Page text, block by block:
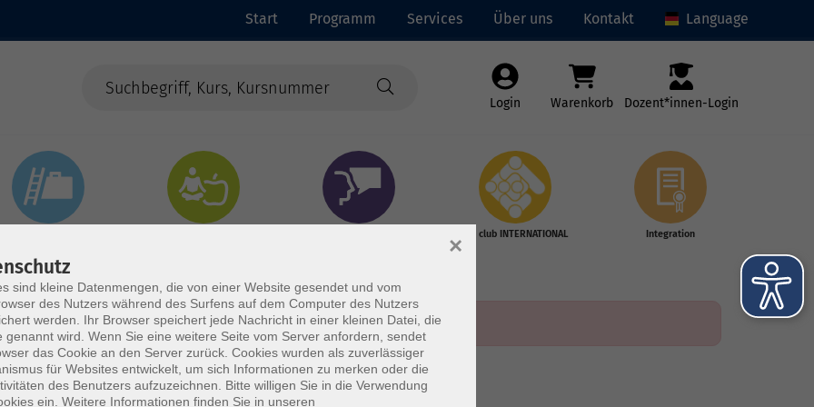
Start Programm Services Über uns Kontakt Language
Login Warenkorb Dozent*innen-Login
vhs club INTERNATIONAL Integration
sind kleine Datenmengen, die von einer Website gesendet und vom
des Nutzers während des Surfens auf dem Computer des Nutzers
werden. Ihr Browser speichert jede Nachricht in einer kleinen Datei, die
genannt wird. Wenn Sie eine weitere Seite vom Server anfordern, sendet
das Cookie an den Server zurück. Cookies wurden als zuverlässiger
für Websites entwickelt, um sich Informationen zu merken oder die
des Benutzers aufzuzeichnen. Bitte willigen Sie in die Verwendung
ein. Weitere Informationen finden Sie in unseren
×